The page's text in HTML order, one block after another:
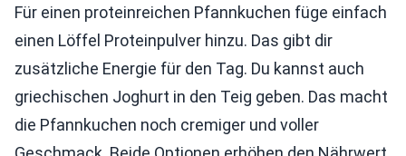
Für einen proteinreichen Pfannkuchen füge einfach
einen Löffel Proteinpulver hinzu. Das gibt dir
zusätzliche Energie für den Tag. Du kannst auch
griechischen Joghurt in den Teig geben. Das macht
die Pfannkuchen noch cremiger und voller